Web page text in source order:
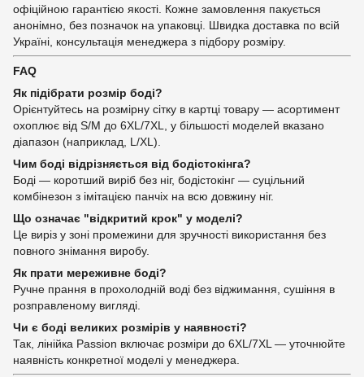
офіційною гарантією якості. Кожне замовлення пакується
анонімно, без позначок на упаковці. Швидка доставка по всій
Україні, консультація менеджера з підбору розміру.
FAQ
Як підібрати розмір боді?
Орієнтуйтесь на розмірну сітку в картці товару — асортимент
охоплює від S/M до 6XL/7XL, у більшості моделей вказано
діапазон (наприклад, L/XL).
Чим боді відрізняється від бодістокінга?
Боді — коротший виріб без ніг, бодістокінг — суцільний
комбінезон з імітацією панчіх на всю довжину ніг.
Що означає "відкритий крок" у моделі?
Це виріз у зоні промежини для зручності використання без
повного знімання виробу.
Як прати мереживне боді?
Ручне прання в прохолодній воді без віджимання, сушіння в
розправленому вигляді.
Чи є боді великих розмірів у наявності?
Так, лінійка Passion включає розміри до 6XL/7XL — уточнюйте
наявність конкретної моделі у менеджера.